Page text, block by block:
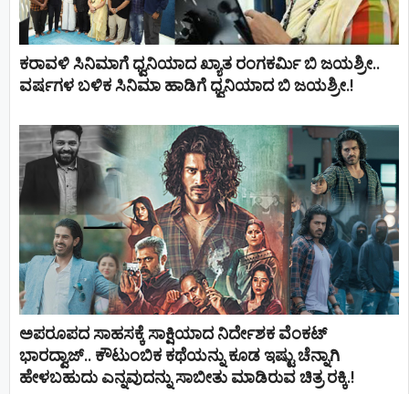
ಕರಾವಳಿ ಸಿನಿಮಾಗೆ ಧ್ವನಿಯಾದ ಖ್ಯಾತ ರಂಗಕರ್ಮಿ ಬಿ ಜಯಶ್ರೀ..
ವರ್ಷಗಳ ಬಳಿಕ ಸಿನಿಮಾ ಹಾಡಿಗೆ ಧ್ವನಿಯಾದ ಬಿ ಜಯಶ್ರೀ.!
ಅಪರೂಪದ ಸಾಹಸಕ್ಕೆ ಸಾಕ್ಷಿಯಾದ ನಿರ್ದೇಶಕ ವೆಂಕಟ್
ಭಾರದ್ವಾಜ್.. ಕೌಟುಂಬಿಕ ಕಥೆಯನ್ನು ಕೂಡ ಇಷ್ಟು ಚೆನ್ನಾಗಿ
ಹೇಳಬಹುದು ಎನ್ನವುದನ್ನು ಸಾಬೀತು ಮಾಡಿರುವ ಚಿತ್ರ ರಕ್ಕಿ.!